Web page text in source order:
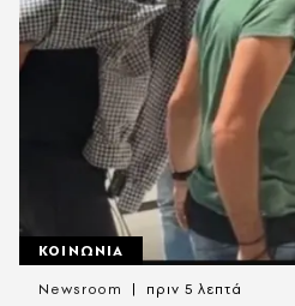
ΚΟΙΝΩΝΙΑ
Newsroom πριν 5 λεπτά